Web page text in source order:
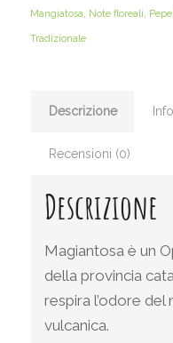
Mangiatosa, Note floreali,
Tradizionale
Descrizione
Recensioni (0)
Descrizione
Magiantosa è un
della provincia
respira l’odore
vulcanica.